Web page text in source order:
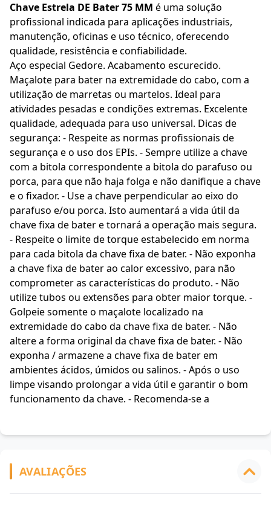
Chave Estrela DE Bater 75 MM é uma solução
profissional indicada para aplicações industriais,
manutenção, oficinas e uso técnico, oferecendo
qualidade, resistência e confiabilidade.
Aço especial Gedore. Acabamento escurecido.
Maçalote para bater na extremidade do cabo, com a
utilização de marretas ou martelos. Ideal para
atividades pesadas e condições extremas. Excelente
qualidade, adequada para uso universal. Dicas de
segurança: - Respeite as normas profissionais de
segurança e o uso dos EPIs. - Sempre utilize a chave
com a bitola correspondente a bitola do parafuso ou
porca, para que não haja folga e não danifique a chave
e o fixador. - Use a chave perpendicular ao eixo do
parafuso e/ou porca. Isto aumentará a vida útil da
chave fixa de bater e tornará a operação mais segura.
- Respeite o limite de torque estabelecido em norma
para cada bitola da chave fixa de bater. - Não exponha
a chave fixa de bater ao calor excessivo, para não
comprometer as características do produto. - Não
utilize tubos ou extensões para obter maior torque. -
Golpeie somente o maçalote localizado na
extremidade do cabo da chave fixa de bater. - Não
altere a forma original da chave fixa de bater. - Não
exponha / armazene a chave fixa de bater em
ambientes ácidos, úmidos ou salinos. - Após o uso
limpe visando prolongar a vida útil e garantir o bom
funcionamento da chave. - Recomenda-se a
AVALIAÇÕES